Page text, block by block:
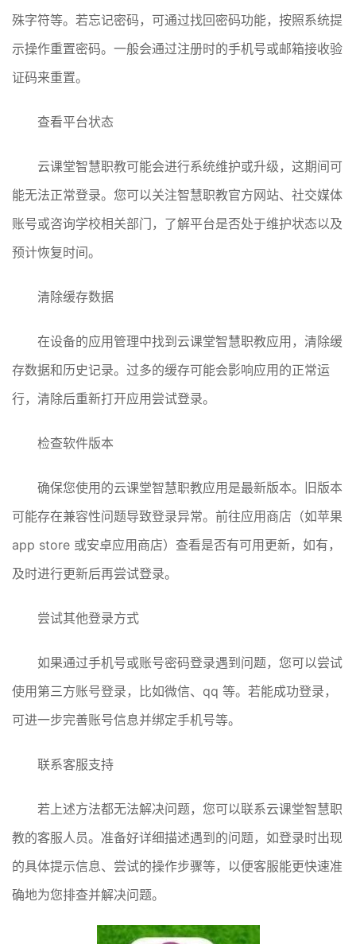
殊字符等。若忘记密码，可通过找回密码功能，按照系统提
示操作重置密码。一般会通过注册时的手机号或邮箱接收验
证码来重置。
查看平台状态
云课堂智慧职教可能会进行系统维护或升级，这期间可
能无法正常登录。您可以关注智慧职教官方网站、社交媒体
账号或咨询学校相关部门，了解平台是否处于维护状态以及
预计恢复时间。
清除缓存数据
在设备的应用管理中找到云课堂智慧职教应用，清除缓
存数据和历史记录。过多的缓存可能会影响应用的正常运
行，清除后重新打开应用尝试登录。
检查软件版本
确保您使用的云课堂智慧职教应用是最新版本。旧版本
可能存在兼容性问题导致登录异常。前往应用商店（如苹果
app store 或安卓应用商店）查看是否有可用更新，如有，
及时进行更新后再尝试登录。
尝试其他登录方式
如果通过手机号或账号密码登录遇到问题，您可以尝试
使用第三方账号登录，比如微信、qq 等。若能成功登录，
可进一步完善账号信息并绑定手机号等。
联系客服支持
若上述方法都无法解决问题，您可以联系云课堂智慧职
教的客服人员。准备好详细描述遇到的问题，如登录时出现
的具体提示信息、尝试的操作步骤等，以便客服能更快速准
确地为您排查并解决问题。